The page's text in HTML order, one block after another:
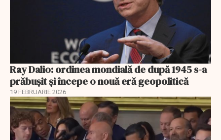
Ray Dalio: ordinea mondială de după 1945 s-a
prăbușit și începe o nouă eră geopolitică
19 FEBRUARIE 2026